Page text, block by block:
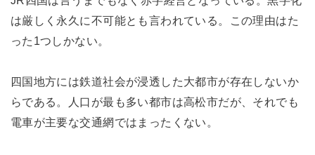
は厳しく永久に不可能とも言われている。この理由はた
った1つしかない。
四国地方には鉄道社会が浸透した大都市が存在しないか
らである。人口が最も多い都市は高松市だが、それでも
電車が主要な交通網ではまったくない。